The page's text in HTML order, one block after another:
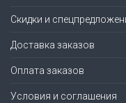
Скидки и
Доставка заказов
Оплата заказов
Условия и соглашения